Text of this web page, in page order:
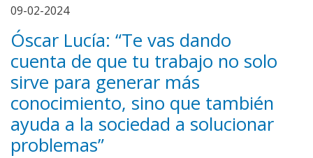
09-02-2024
Óscar Lucía: “Te vas dando
cuenta de que tu trabajo no solo
sirve para generar más
conocimiento, sino que también
ayuda a la sociedad a solucionar
problemas”